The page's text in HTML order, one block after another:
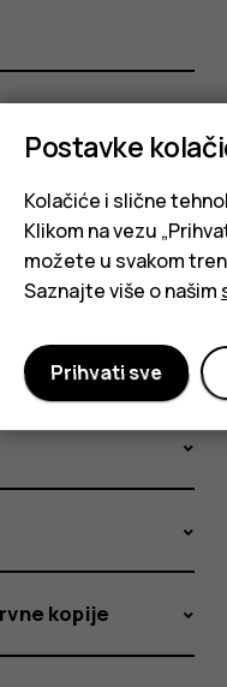
kopije
Postavke
Kolačiće i slične
Klikom na vezu
možete u svakom
Saznajte više o našim
Prihvati sve